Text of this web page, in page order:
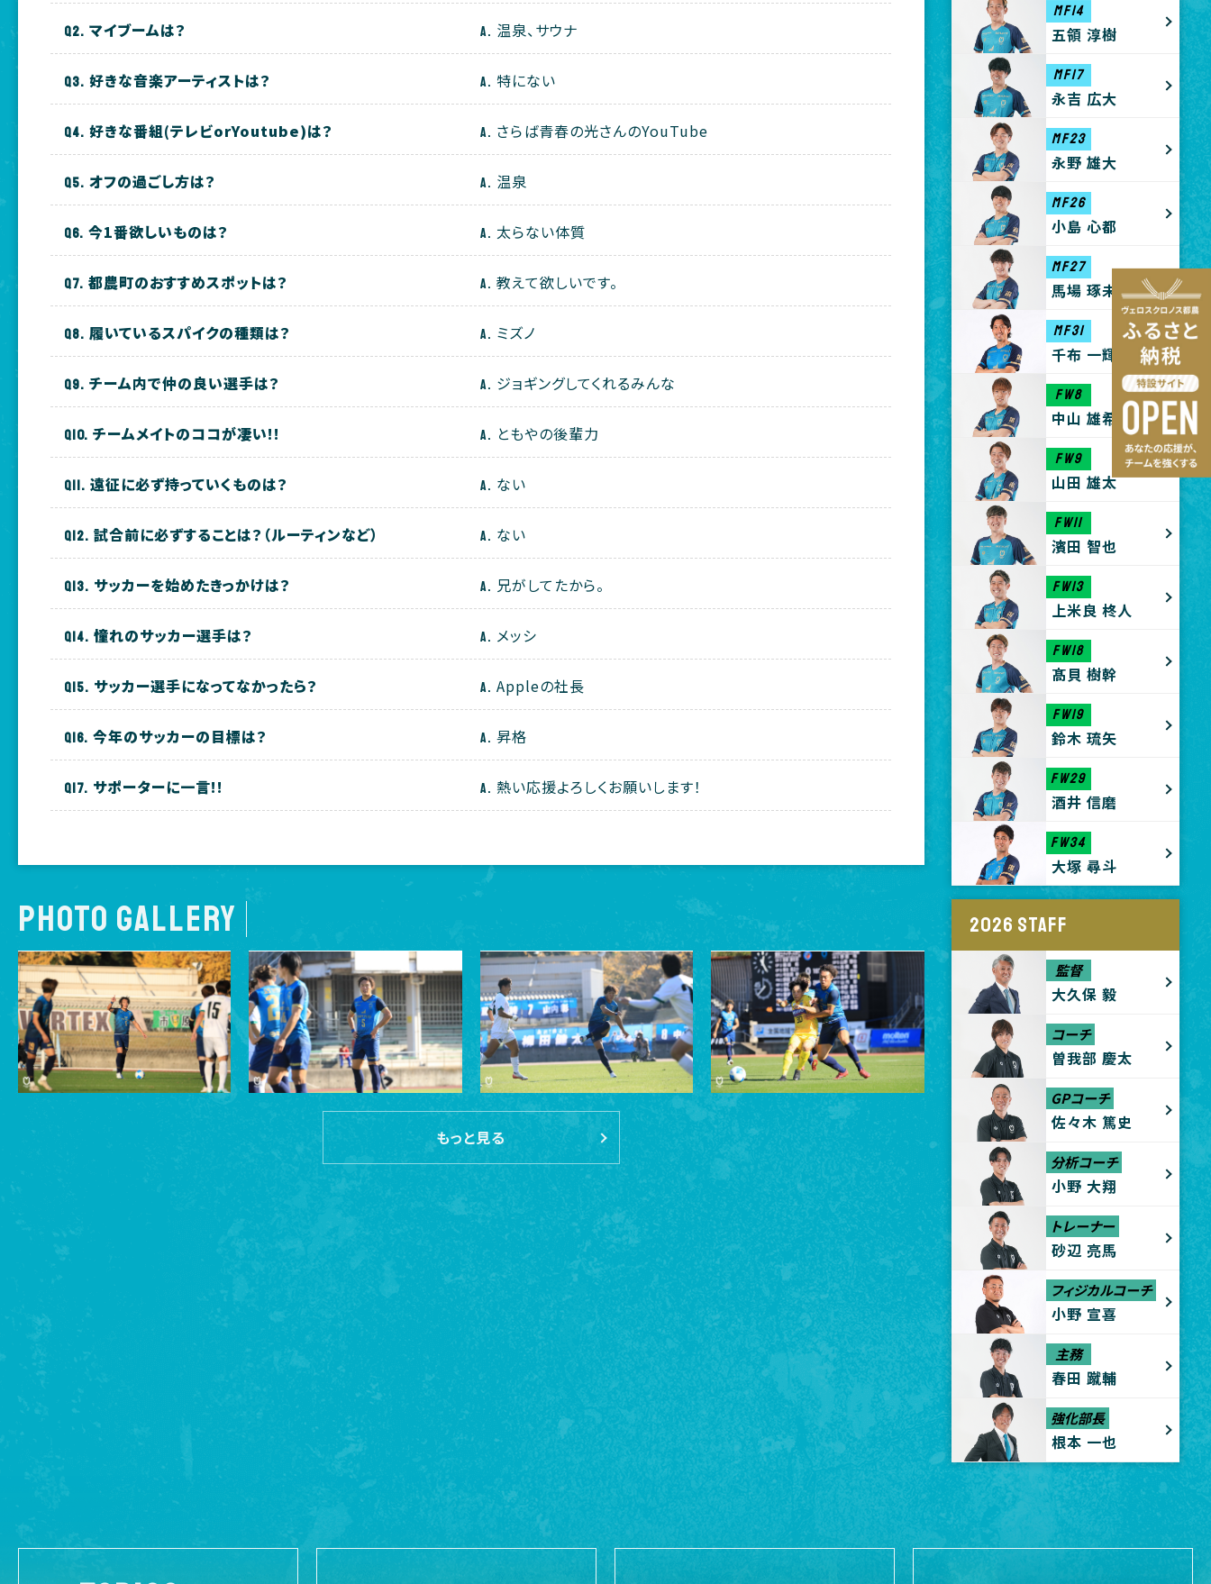
マイブームは？ 温泉、サウナ
好きな音楽アーティストは？ 特にない
好きな番組(テレビorYoutube)は？ さらば青春の光さんのYouTube
オフの過ごし方は？ 温泉
今1番欲しいものは？ 太らない体質
都農町のおすすめスポットは？ 教えて欲しいです。
履いているスパイクの種類は？ ミズノ
チーム内で仲の良い選手は？ ジョギングしてくれるみんな
チームメイトのココが凄い!! ともやの後輩力
遠征に必ず持っていくものは？ ない
試合前に必ずすることは？（ルーティンなど） ない
サッカーを始めたきっかけは？ 兄がしてたから。
憧れのサッカー選手は？ メッシ
サッカー選手になってなかったら？ Appleの社長
今年のサッカーの目標は？ 昇格
サポーターに一言!! 熱い応援よろしくお願いします！
PHOTO GALLERY
もっと見る
MF14
五領 淳樹
MF17
永吉 広大
MF23
永野 雄大
MF26
小島 心都
MF27
馬場 琢未
MF31
千布 一輝
FW8
中山 雄希
FW9
山田 雄太
FW11
濱田 智也
FW13
上米良 柊人
FW18
髙貝 樹幹
FW19
鈴木 琉矢
FW29
酒井 信磨
FW34
大塚 尋斗
2026 STAFF
監督
大久保 毅
コーチ
曽我部 慶太
GPコーチ
佐々木 篤史
分析コーチ
小野 大翔
トレーナー
砂辺 亮馬
フィジカルコーチ
小野 宣喜
主務
春田 蹴輔
強化部長
根本 一也